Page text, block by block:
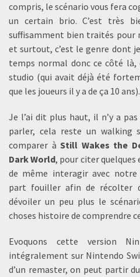
compris, le scénario vous fera
un certain brio. C’est très
suffisamment bien traités pour
et surtout, c’est le genre dont
temps normal donc ce côté
studio (qui avait déjà été
que les joueurs il y a de ça 10 ans).
Je l’ai dit plus haut, il n’y a
parler, cela reste un walking
comparer àStill Wakes the
Dark World, pour citer
de même interagir avec notre
part fouiller afin de récolter
dévoiler un peu plus le
choses histoire de comprendre
Evoquons cette version
intégralement sur Nintendo
d’un remaster, on peut partir